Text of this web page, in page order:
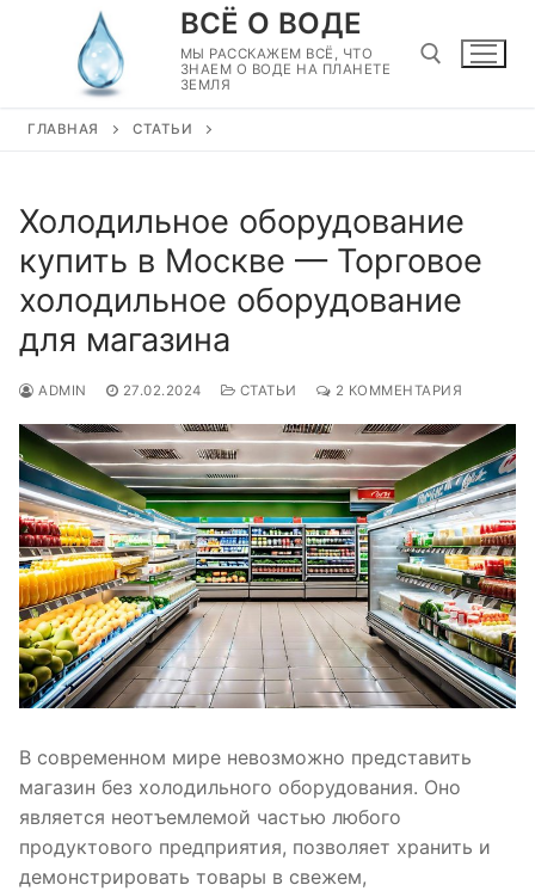
содержимому
ВСЁ О ВОДЕ
МЫ РАССКАЖЕМ ВСЁ, ЧТО
ЗНАЕМ О ВОДЕ НА ПЛАНЕТЕ
ЗЕМЛЯ
ГЛАВНАЯ СТАТЬИ
Холодильное оборудование
купить в Москве — Торговое
холодильное оборудование
для магазина
ADMIN 27.02.2024 СТАТЬИ 2 КОММЕНТАРИЯ
В современном мире невозможно представить
магазин без холодильного оборудования. Оно
является неотъемлемой частью любого
продуктового предприятия, позволяет хранить и
демонстрировать товары в свежем,